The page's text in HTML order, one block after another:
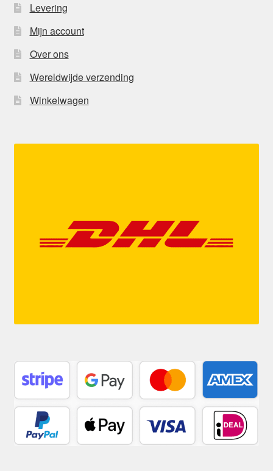
Levering
Mijn account
Over ons
Wereldwijde verzending
Winkelwagen